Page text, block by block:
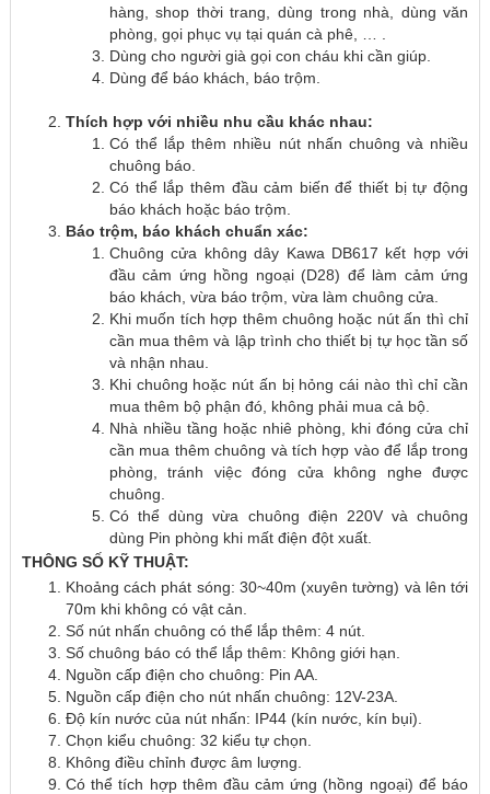
hàng, shop thời trang, dùng trong nhà, dùng văn
phòng, gọi phục vụ tại quán cà phê, … .
Dùng cho người già gọi con cháu khi cần giúp.
Dùng để báo khách, báo trộm.
Thích hợp với nhiều nhu cầu khác nhau:
Có thể lắp thêm nhiều nút nhấn chuông và nhiều
chuông báo.
Có thể lắp thêm đầu cảm biến để thiết bị tự động
báo khách hoặc báo trộm.
Báo trộm, báo khách chuẩn xác:
Chuông cửa không dây Kawa DB617 kết hợp với
đầu cảm ứng hồng ngoại (D28) để làm cảm ứng
báo khách, vừa báo trộm, vừa làm chuông cửa.
Khi muốn tích hợp thêm chuông hoặc nút ấn thì chỉ
cần mua thêm và lập trình cho thiết bị tự học tần số
và nhận nhau.
Khi chuông hoặc nút ấn bị hỏng cái nào thì chỉ cần
mua thêm bộ phận đó, không phải mua cả bộ.
Nhà nhiều tầng hoặc nhiê phòng, khi đóng cửa chỉ
cần mua thêm chuông và tích hợp vào để lắp trong
phòng, tránh việc đóng cửa không nghe được
chuông.
Có thể dùng vừa chuông điện 220V và chuông
dùng Pin phòng khi mất điện đột xuất.
THÔNG SỐ KỸ THUẬT:
Khoảng cách phát sóng: 30~40m (xuyên tường) và lên tới
70m khi không có vật cản.
Số nút nhấn chuông có thể lắp thêm: 4 nút.
Số chuông báo có thể lắp thêm: Không giới hạn.
Nguồn cấp điện cho chuông: Pin AA.
Nguồn cấp điện cho nút nhấn chuông: 12V-23A.
Độ kín nước của nút nhấn: IP44 (kín nước, kín bụi).
Chọn kiểu chuông: 32 kiểu tự chọn.
Không điều chỉnh được âm lượng.
Có thể tích hợp thêm đầu cảm ứng (hồng ngoại) để báo